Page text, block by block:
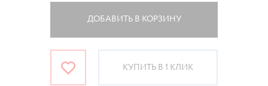
ДОБАВИТЬ В КОРЗИНУ
КУПИТЬ В 1 КЛИК